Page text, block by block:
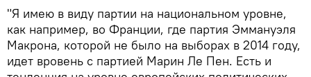
"Я имею в виду партии на национальном уровне,
как например, во Франции, где партия Эммануэля
Макрона, которой не было на выборах в 2014 году,
идет вровень с партией Марин Ле Пен. Есть и